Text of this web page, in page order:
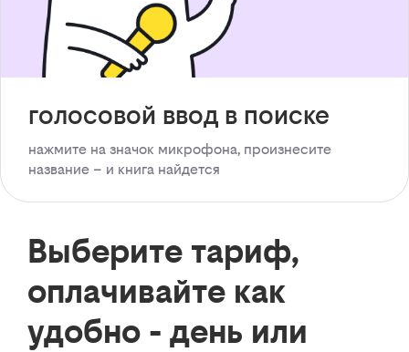
голосовой ввод в поиске
нажмите на значок микрофона, произнесите
название – и книга найдется
Выберите тариф,
оплачивайте как
удобно - день или